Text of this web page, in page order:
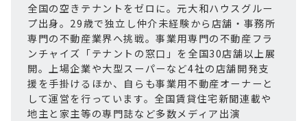
全国の空きテナントをゼロに。元大和ハウスグルー
プ出身。29歳で独立し仲介未経験から店舗・事務所
専門の不動産業界へ挑戦。事業用専門の不動産フラ
ンチャイズ「テナントの窓口」を全国30店舗以上展
開。上場企業や大型スーパーなど4社の店舗開発支
援を手掛けるほか、自らも事業用不動産オーナーと
して運営を行っています。全国賃貸住宅新聞連載や
地主と家主等の専門誌など多数メディア出演